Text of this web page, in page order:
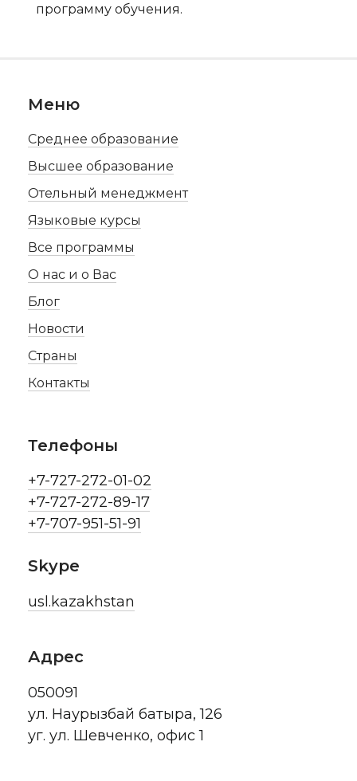
программу обучения.
Адрес
050091
ул. Наурызбай батыра, 126
уг. ул. Шевченко, офис 1
Телефоны
+7-727-272-01-02
+7-727-272-89-17
+7-707-951-51-91
Skype
usl.kazakhstan
Меню
Среднее образование
Высшее образование
Отельный менеджмент
Языковые курсы
Все программы
О нас и о Вас
Блог
Новости
Страны
Контакты